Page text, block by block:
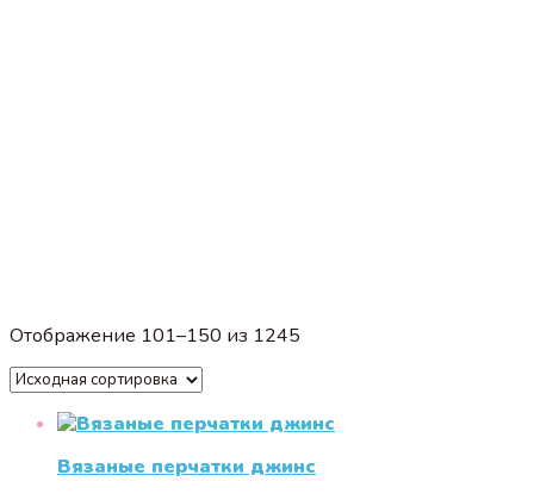
Отображение 101–150 из 1245
Вязаные перчатки джинс